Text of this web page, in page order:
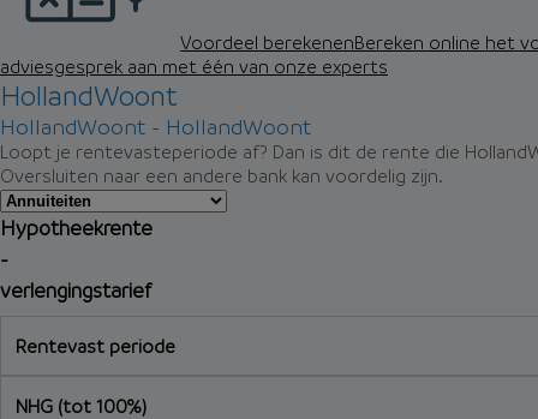
Voordeel berekenenBereken online het
adviesgesprek aan met één van onze experts
HollandWoont
HollandWoont - HollandWoont
Loopt je rentevasteperiode af? Dan is dit de rente die
Oversluiten naar een andere bank kan voordelig zijn.
Hypotheekrente
-
verlengingstarief
Rentevast periode
NHG (tot 100%)